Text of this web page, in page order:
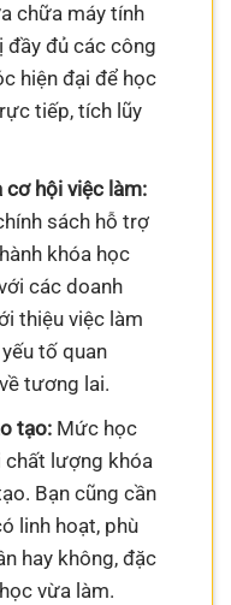
chữa máy tính
đủ các công
hiện đại để học
tiếp, tích lũy
cơ hội việc làm:
sách hỗ trợ
khóa học
các doanh
thiệu việc làm
tố quan
tương lai.
tạo:Mức học
lượng khóa
Bạn cũng cần
linh hoạt, phù
hay không, đặc
vừa làm.